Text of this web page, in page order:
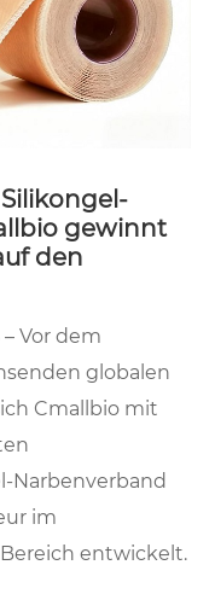
gewinnt
den
Vor dem
globalen
Cmallbio mit
Narbenverband
im
entwickelt.